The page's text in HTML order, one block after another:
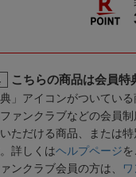
こちらの商品は会員特
典」アイコンがついてい
ァンクラブなどの会員
ただける商品、または
詳しくはヘルプページ
ンクラブ会員の方は、